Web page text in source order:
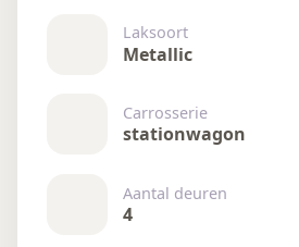
Laksoort
Metallic
Carrosserie
stationwagon
Aantal deuren
4